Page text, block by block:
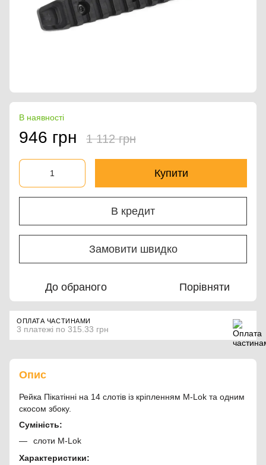
В наявності
946 грн 1 112 грн
Купити
В кредит
Замовити швидко
До обраного Порівняти
ОПЛАТА ЧАСТИНАМИ
3 платежі по 315.33 грн
Опис
Рейка Пікатінні на 14 слотів із кріпленням M-Lok та одним
скосом збоку.
Суміність:
слоти M-Lok
Характеристики: